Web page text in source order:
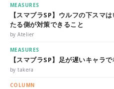
MEASURES
【スマブラSP】ウルフの下スマ
たる側が対策できること
by Atelier
MEASURES
【スマブラSP】足が遅いキャラ
by takera
COLUMN